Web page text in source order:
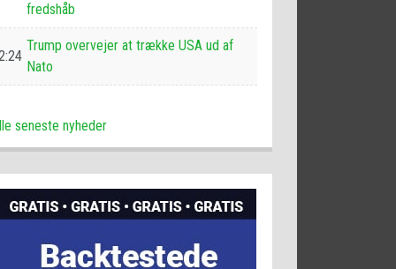
fredshåb
Trump overvejer at trække USA ud af
Nato
seneste nyheder